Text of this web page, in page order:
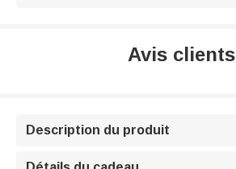
Avis clients
Description du produit